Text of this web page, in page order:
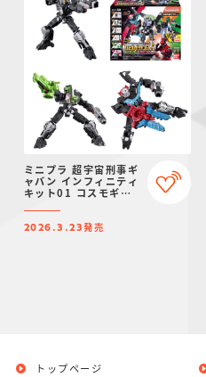
ミニプラ 超宇宙刑事ギ
ャバン インフィニティ
キット01 コスモギャ
ャバリオンクレーン ＆
ギャバリオンレーザー
2026.3.23発売
トップページ